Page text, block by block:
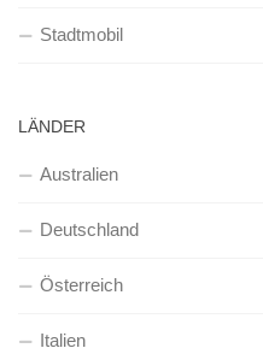
Stadtmobil
LÄNDER
Australien
Deutschland
Österreich
Italien